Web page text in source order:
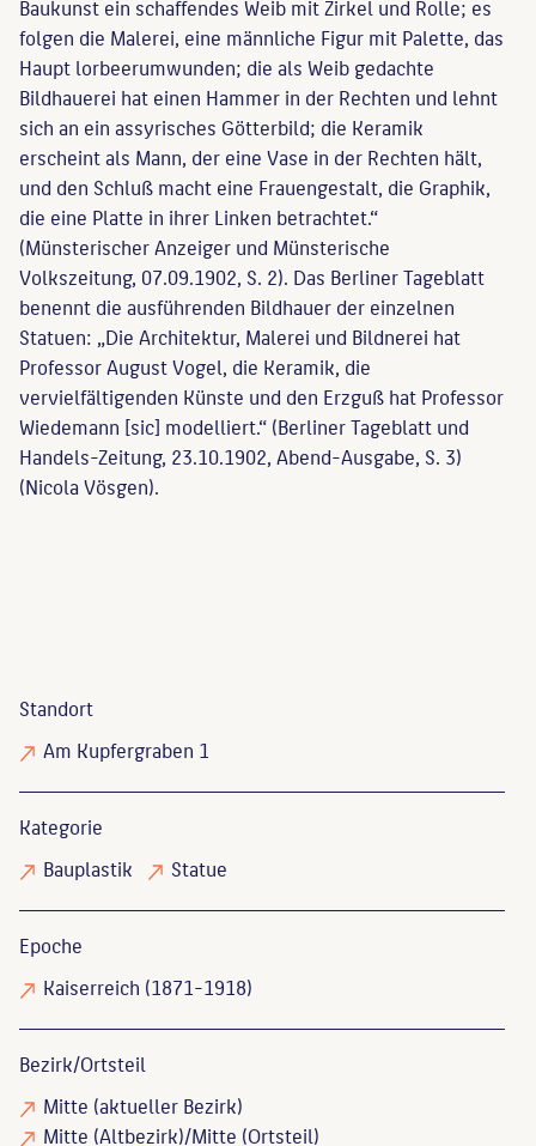
Baukunst ein schaffendes Weib mit Zirkel und Rolle; es
folgen die Malerei, eine männliche Figur mit Palette, das
Haupt lorbeerumwunden; die als Weib gedachte
Bildhauerei hat einen Hammer in der Rechten und lehnt
sich an ein assyrisches Götterbild; die Keramik
erscheint als Mann, der eine Vase in der Rechten hält,
und den Schluß macht eine Frauengestalt, die Graphik,
die eine Platte in ihrer Linken betrachtet.“
(Münsterischer Anzeiger und Münsterische
Volkszeitung, 07.09.1902, S. 2). Das Berliner Tageblatt
benennt die ausführenden Bildhauer der einzelnen
Statuen: „Die Architektur, Malerei und Bildnerei hat
Professor August Vogel, die Keramik, die
vervielfältigenden Künste und den Erzguß hat Professor
Wiedemann [sic] modelliert.“ (Berliner Tageblatt und
Handels-Zeitung, 23.10.1902, Abend-Ausgabe, S. 3)
(Nicola Vösgen).
Standort
Am Kupfergraben 1
Kategorie
Bauplastik
Statue
Epoche
Kaiserreich (1871-1918)
Bezirk/Ortsteil
Mitte (aktueller Bezirk)
Mitte (Altbezirk)/Mitte (Ortsteil)